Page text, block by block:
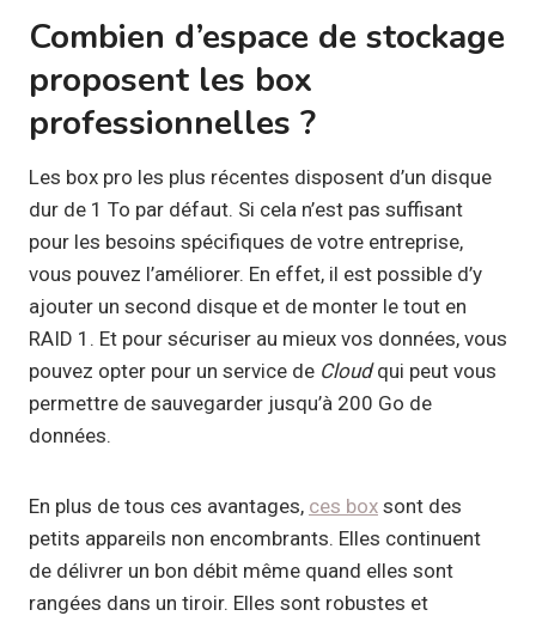
Combien d’espace de stockage
proposent les box
professionnelles ?
Les box pro les plus récentes disposent d’un disque
dur de 1 To par défaut. Si cela n’est pas suffisant
pour les besoins spécifiques de votre entreprise,
vous pouvez l’améliorer. En effet, il est possible d’y
ajouter un second disque et de monter le tout en
RAID 1. Et pour sécuriser au mieux vos données, vous
pouvez opter pour un service de Cloudqui peut vous
permettre de sauvegarder jusqu’à 200 Go de
données.
En plus de tous ces avantages, ces box sont des
petits appareils non encombrants. Elles continuent
de délivrer un bon débit même quand elles sont
rangées dans un tiroir. Elles sont robustes et